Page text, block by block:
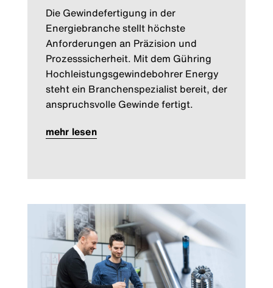
Die Gewindefertigung in der
Energiebranche stellt höchste
Anforderungen an Präzision und
Prozesssicherheit. Mit dem Gühring
Hochleistungsgewindebohrer Energy
steht ein Branchenspezialist bereit, der
anspruchsvolle Gewinde fertigt.
mehr lesen